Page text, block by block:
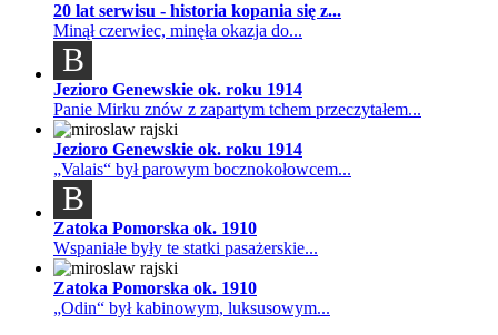
20 lat serwisu - historia kopania się z...
Minął czerwiec, minęła okazja do...
B
Jezioro Genewskie ok. roku 1914
Panie Mirku znów z zapartym tchem przeczytałem...
Jezioro Genewskie ok. roku 1914
„Valais“ był parowym bocznokołowcem...
B
Zatoka Pomorska ok. 1910
Wspaniałe były te statki pasażerskie...
Zatoka Pomorska ok. 1910
„Odin“ był kabinowym, luksusowym...